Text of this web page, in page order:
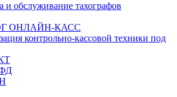
и обслуживание тахографов
ОНЛАЙН-КАСС
контрольно-кассовой техники под